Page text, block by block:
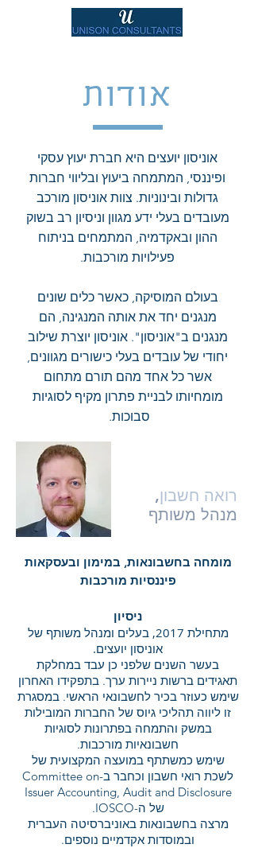
אודות
אוניסון יועצים היא חברת יעוץ עסקי
ופיננסי, המתמחה ביעוץ ובליווי חברות
גדולות ובינוניות. צוות אוניסון מורכב
מעובדים בעלי ידע מגוון וניסיון רב בשוק
ההון ובאקדמיה, המתמחים בניתוח
פעילויות מורכבות.
בעולם המוסיקה, כאשר כלים שונים
מנגנים יחד את אותה המנגינה, הם
מנגנים ב"אוניסון". אוניסון יוצרת שילוב
יחודי של עובדים בעלי כישורים מגוונים,
אשר כל אחד מהם תורם מתחום
מומחיותו לבניית פתרון מקיף לסוגיות
סבוכות.
רואה חשבון,
מנהל משותף
מומחה בחשבונאות, במימון ובעסקאות
פיננסיות מורכבות
ניסיון
מתחילת 2017, בעלים ומנהל משותף של
אוניסון יועצים.
בעשר השנים שלפני כן עבד במחלקת
תאגידים ברשות ניירות ערך. בתפקידו האחרון
שימש כעוזר בכיר לחשבונאי הראשי. במסגרת
זו ליווה תהליכי גיוס של החברות המובילות
במשק והתמחה בפתרונות לסוגיות
חשבונאיות מורכבות.
שימש כמשתתף במועצה המקצועית של
לשכת רואי חשבון וכחבר ב-Committee on
Issuer Accounting, Audit and Disclosure
של ה-IOSCO.
מרצה בחשבונאות באוניברסיטה העברית
ובמוסדות אקדמיים נוספים.